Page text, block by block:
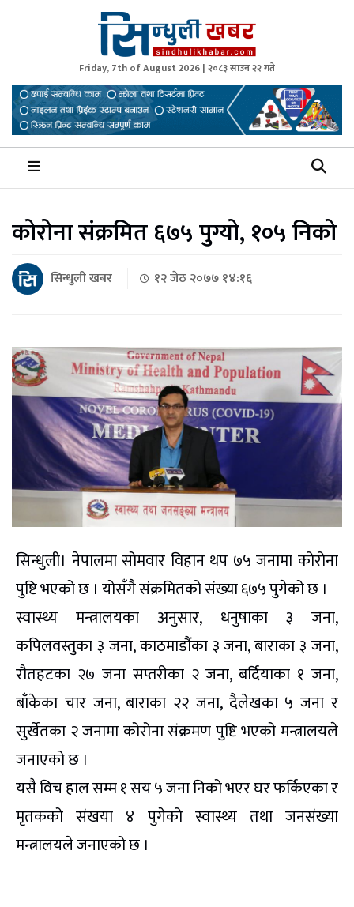
Sindhuli Khabar
News from Sindhuli Nepal
Friday, 7th of August 2026 | २०८३ साउन २२ गते
कोरोना संक्रमित ६७५ पुग्यो, १०५ निको
सिन्धुली खबर १२ जेठ २०७७ १४:१६
सिन्धुली। नेपालमा सोमवार विहान थप ७५ जनामा कोरोना
पुष्टि भएको छ । योसँगै संक्रमितको संख्या ६७५ पुगेको छ ।
स्वास्थ्य मन्त्रालयका अनुसार, धनुषाका ३ जना,
कपिलवस्तुका ३ जना, काठमाडौंका ३ जना, बाराका ३ जना,
रौतहटका २७ जना सप्तरीका २ जना, बर्दियाका १ जना,
बाँकेका चार जना, बाराका २२ जना, दैलेखका ५ जना र
सुर्खेतका २ जनामा कोरोना संक्रमण पुष्टि भएको मन्त्रालयले
जनाएको छ ।
यसै विच हाल सम्म १ सय ५ जना निको भएर घर फर्किएका र
मृतकको संखया ४ पुगेको स्वास्थ्य तथा जनसंख्या
मन्त्रालयले जनाएको छ ।